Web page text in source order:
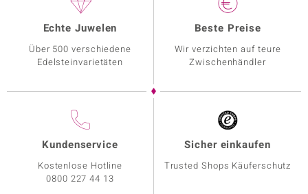
Echte Juwelen
Über 500 verschiedene
Edelsteinvarietäten
Beste Preise
Wir verzichten auf teure
Zwischenhändler
Kundenservice
Kostenlose Hotline
0800 227 44 13
Sicher einkaufen
Trusted Shops Käuferschutz